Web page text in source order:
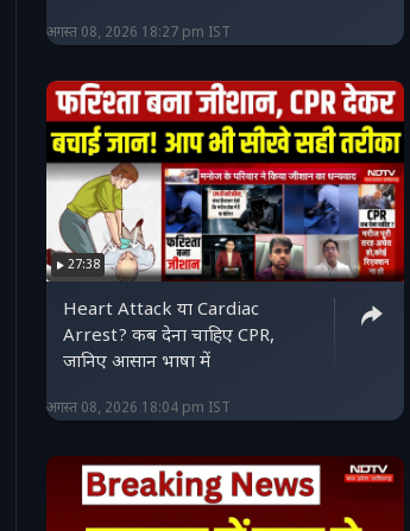
अगस्त 08, 2026 18:27 pm IST
27:38
Heart Attack या Cardiac
Arrest? कब देना चाहिए CPR,
जानिए आसान भाषा में
अगस्त 08, 2026 18:04 pm IST